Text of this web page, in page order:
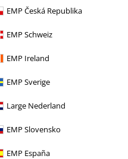
EMP Česká Republika
EMP Schweiz
EMP Ireland
EMP Sverige
Large Nederland
EMP Slovensko
EMP España
Téměř vyprodáno
Kč 1.359,00
NMCHARLOTT L/S O-NECK KNIT
Pletený svetr